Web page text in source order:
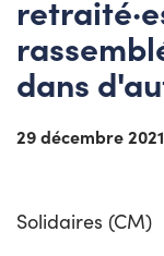
dans
29 décembre 2021
Solidaires (CM)